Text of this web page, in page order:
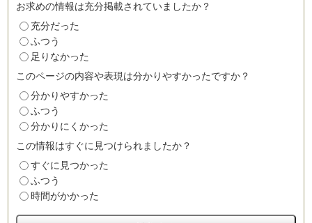
お求めの情報は充分掲載されていましたか？
充分だった
ふつう
足りなかった
このページの内容や表現は分かりやすかったですか？
分かりやすかった
ふつう
分かりにくかった
この情報はすぐに見つけられましたか？
すぐに見つかった
ふつう
時間がかかった